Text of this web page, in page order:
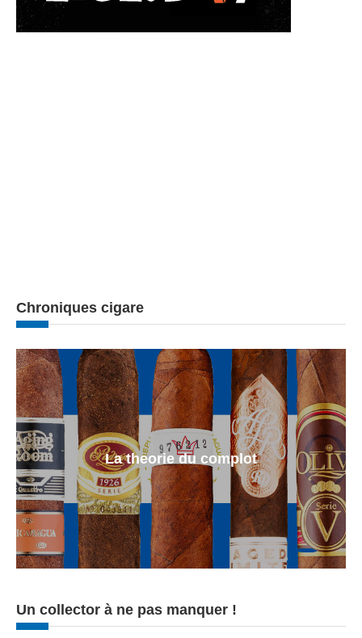
Chroniques cigare
La theorie du complot
Un collector à ne pas manquer !